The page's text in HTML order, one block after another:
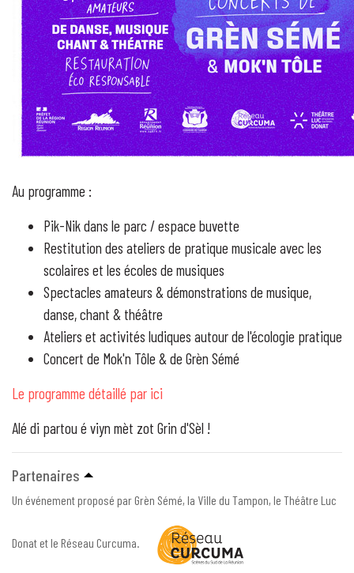
Au programme :
Pik-Nik dans le parc / espace buvette
Restitution des ateliers de pratique musicale avec les
scolaires et les écoles de musiques
Spectacles amateurs & démonstrations de musique,
danse, chant & théâtre
Ateliers et activités ludiques autour de l'écologie pratique
Concert de Mok'n Tôle & de Grèn Sémé
Le programme détaillé par ici
Alé di partou é viyn mèt zot Grin d'Sèl !
Partenaires
Un événement proposé par Grèn Sémé, la Ville du Tampon, le Théâtre Luc
Donat et le Réseau Curcuma.